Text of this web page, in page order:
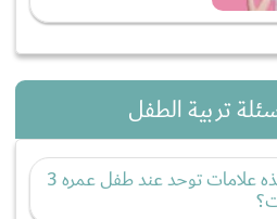
تربية الطفل
هل هذه علامات توحد عند طفل عمره 3